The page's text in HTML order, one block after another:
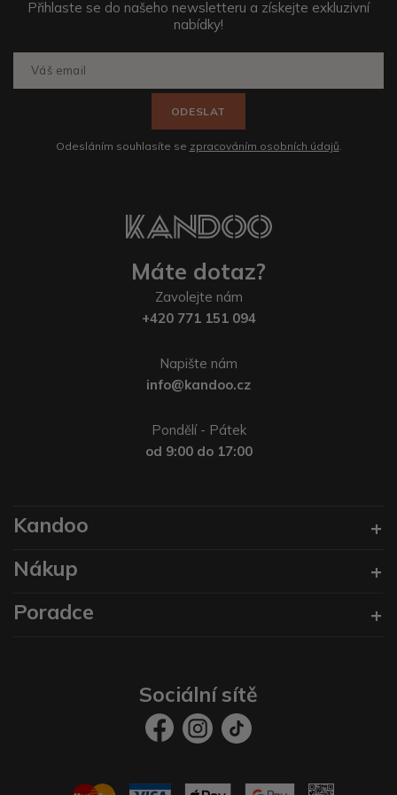
Přihlaste se do našeho newsletteru a získejte exkluzivní
nabídky!
ODESLAT
Odesláním souhlasíte se zpracováním osobních údajů
Máte dotaz?
Zavolejte nám
+420 771 151 094
Napište nám
info@kandoo.cz
Pondělí - Pátek
od 9:00 do 17:00
Kandoo
Nákup
Poradce
Sociální sítě